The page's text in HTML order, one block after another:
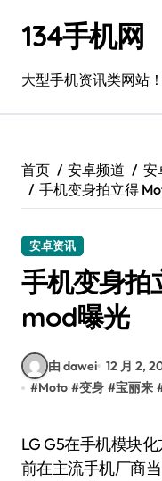
134手机网
大型手机资讯类网站
首页 安卓频道 安
手机变身拍立得
安卓资讯
手机变身拍
mod曝光
由 dawei 12 月 2,
#Moto #变身 #宝丽来
LG G5在手机模块化方向昙花一现之后，Moto是目
前在主流手机厂商